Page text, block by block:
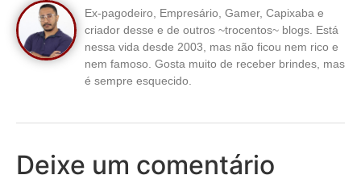
Ex-pagodeiro, Empresário, Gamer, Capixaba e
criador desse e de outros ~trocentos~ blogs. Está
nessa vida desde 2003, mas não ficou nem rico e
nem famoso. Gosta muito de receber brindes, mas
é sempre esquecido.
Deixe um comentário